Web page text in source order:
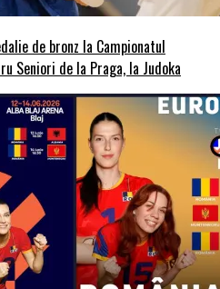
de bronz la Campionatul
Seniori de la Praga, la Judoka